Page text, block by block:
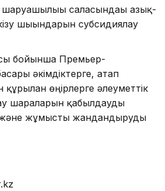
саласындағы азық-
шығындарын субсидиялау
бойынша Премьер-
әкімдіктерге, атап
өңірлерге әлеуметтік
шараларын қабылдауды
және жұмысты жандандыруды